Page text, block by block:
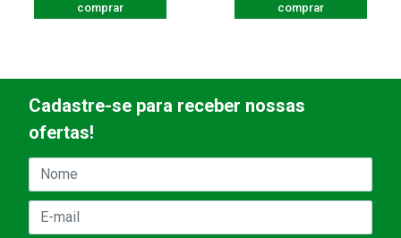
comprar comprar
Cadastre-se para receber nossas
ofertas!